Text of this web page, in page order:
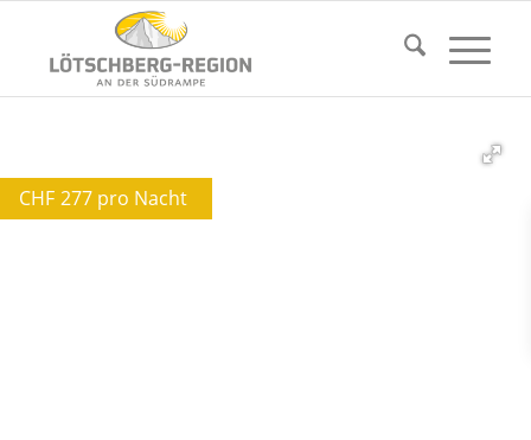
CHF 277 pro Nacht